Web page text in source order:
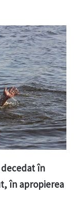
decedat în
în apropierea